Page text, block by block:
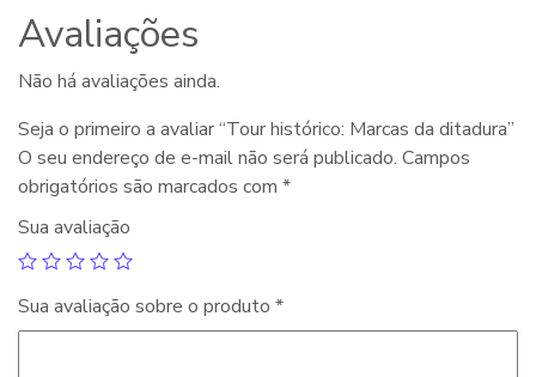
Avaliações
Não há avaliações ainda.
Seja o primeiro a avaliar “Tour histórico: Marcas da ditadura”
O seu endereço de e-mail não será publicado. Campos
obrigatórios são marcados com *
Sua avaliação
Sua avaliação sobre o produto *